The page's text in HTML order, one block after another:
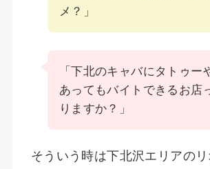
メ？」
「下北のキャバにタトゥー
あってもバイトできるお店
りますか？」
そういう時は下北沢エリアの